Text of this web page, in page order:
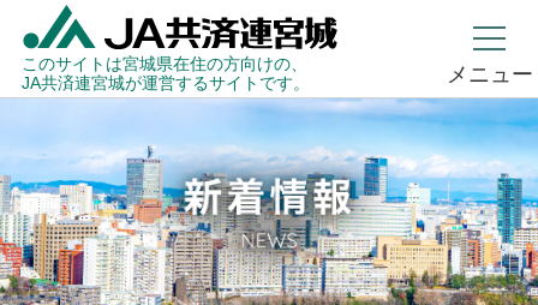
このサイトは宮城県在住の方向けの、
JA共済連宮城が運営するサイトです。
メニュー